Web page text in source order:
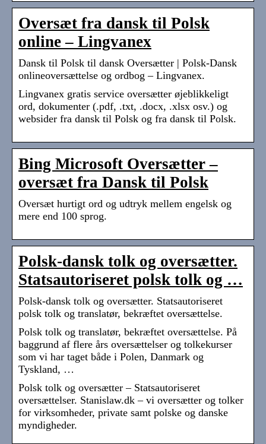
Oversæt fra dansk til Polsk
online – Lingvanex
Dansk til Polsk til dansk Oversætter | Polsk-Dansk
onlineoversættelse og ordbog – Lingvanex.
Lingvanex gratis service oversætter øjeblikkeligt
ord, dokumenter (.pdf, .txt, .docx, .xlsx osv.) og
websider fra dansk til Polsk og fra dansk til Polsk.
Bing Microsoft Oversætter –
oversæt fra Dansk til Polsk
Oversæt hurtigt ord og udtryk mellem engelsk og
mere end 100 sprog.
Polsk-dansk tolk og oversætter.
Statsautoriseret polsk tolk og …
Polsk-dansk tolk og oversætter. Statsautoriseret
polsk tolk og translatør, bekræftet oversættelse.
Polsk tolk og translatør, bekræftet oversættelse. På
baggrund af flere års oversættelser og tolkekurser
som vi har taget både i Polen, Danmark og
Tyskland, …
Polsk tolk og oversætter – Statsautoriseret
oversættelser. Stanislaw.dk – vi oversætter og tolker
for virksomheder, private samt polske og danske
myndigheder.